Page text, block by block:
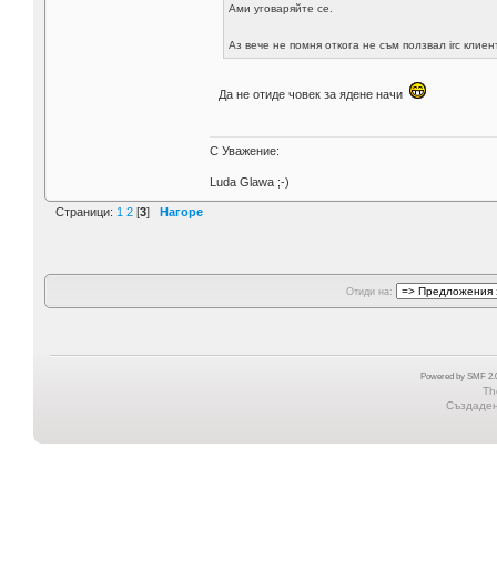
Ами уговаряйте се.
Аз вече не помня откога не съм ползвал irc
Да не отиде човек за ядене начи
С Уважение:
Luda Glawa ;-)
Страници: 1 2 [3] Нагоре
Отиди на:
Powered by SMF